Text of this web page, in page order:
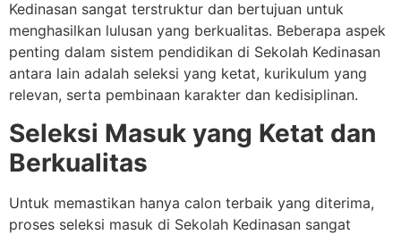
Kedinasan sangat terstruktur dan bertujuan untuk
menghasilkan lulusan yang berkualitas. Beberapa aspek
penting dalam sistem pendidikan di Sekolah Kedinasan
antara lain adalah seleksi yang ketat, kurikulum yang
relevan, serta pembinaan karakter dan kedisiplinan.
Seleksi Masuk yang Ketat dan
Berkualitas
Untuk memastikan hanya calon terbaik yang diterima,
proses seleksi masuk di Sekolah Kedinasan sangat